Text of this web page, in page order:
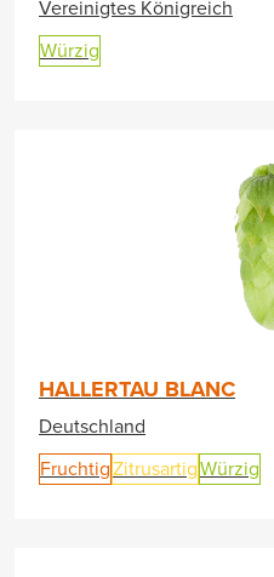
Vereinigtes Königreich
Würzig
HALLERTAU BLANC
Deutschland
FruchtigZitrusartigWürzig